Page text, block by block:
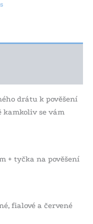
drátu k pověšení
kamkoliv se vám
+ tyčka na pověšení
fialové a červené